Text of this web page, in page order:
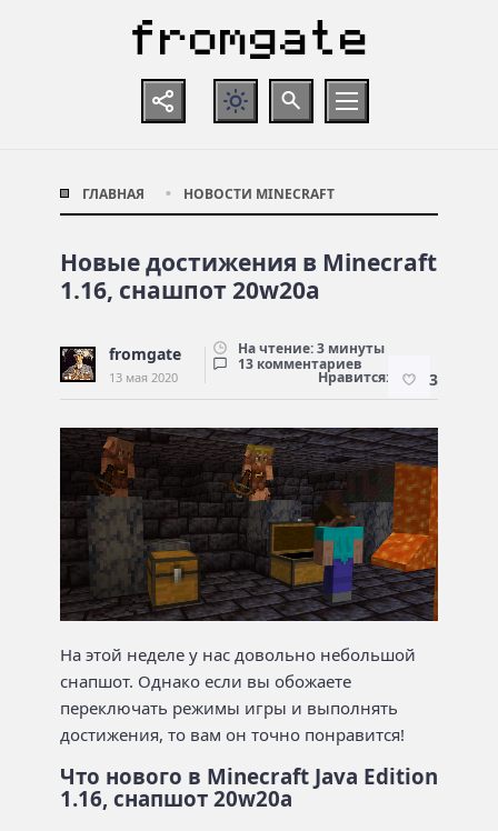
ГЛАВНАЯ НОВОСТИ MINECRAFT
Новые достижения в Minecraft
1.16, снашпот 20w20a
fromgate
13 мая 2020
На чтение: 3 минуты
13 комментариев
Нравится: 3
На этой неделе у нас довольно небольшой
снапшот. Однако если вы обожаете
переключать режимы игры и выполнять
достижения, то вам он точно понравится!
Что нового в Minecraft Java Edition
1.16, снапшот 20w20a